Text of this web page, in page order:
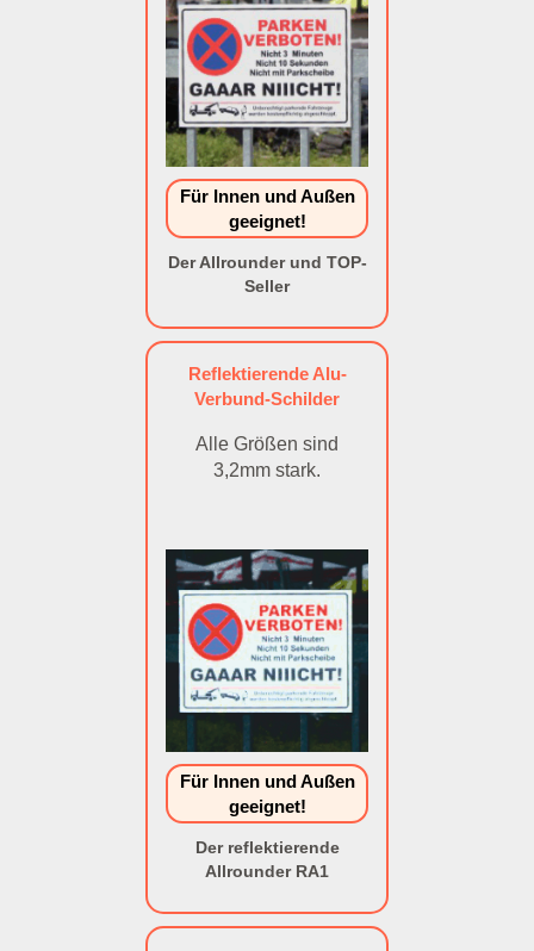
Für Innen und Außen
geeignet!
Der Allrounder und TOP-
Seller
Reflektierende Alu-
Verbund-Schilder
Alle Größen sind
3,2mm stark.
Für Innen und Außen
geeignet!
Der reflektierende
Allrounder RA1